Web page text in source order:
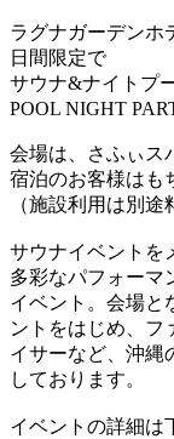
ラグナガーデンホ
日間限定で
サウナ&ナイトプ
POOL NIGHT
会場は、さふぃス
宿泊のお客様はも
（施設利用は別
サウナイベントを
多彩なパフォーマ
イベント。会場と
ントをはじめ、フ
イサーなど、沖縄
しております。
イベントの詳細は